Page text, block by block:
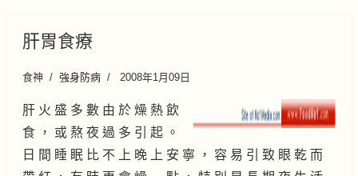
肝胃食療
食神 強身防病 2008年1月09日
肝 火 盛 多 數 由 於 燥 熱 飲
食 ， 或 熬 夜 過 多 引 起 。
日 間 睡 眠 比 不 上 晚 上 安 寧 ， 容 易 引 致 眼 乾 而